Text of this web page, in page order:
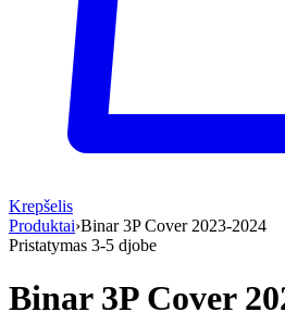
Krepšelis
Produktai›Binar 3P Cover 2023-2024
Pristatymas 3-5 djobe
Binar 3P Cover